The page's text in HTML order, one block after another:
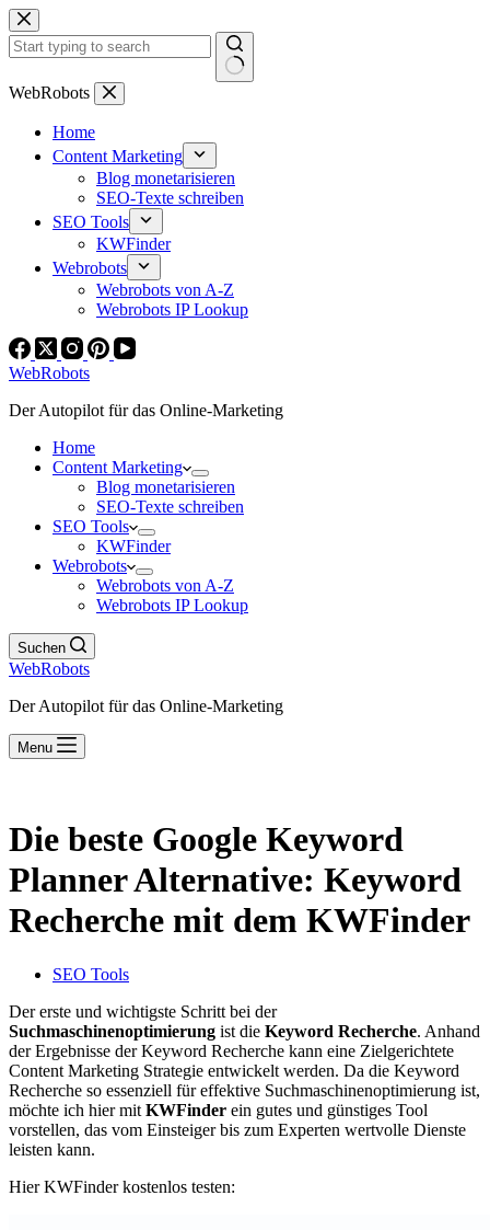
Zum
Inhalt
springen
Keine
WebRobots
Home
Content Marketing
Blog monetarisieren
SEO-Texte schreiben
SEO Tools
KWFinder
Webrobots
Webrobots von A-Z
Webrobots IP Lookup
WebRobots
Der Autopilot für das Online-Marketing
Home
Content Marketing
Blog monetarisieren
SEO-Texte schreiben
SEO Tools
KWFinder
Webrobots
Webrobots von A-Z
Webrobots IP Lookup
Suchen
WebRobots
Der Autopilot für das Online-Marketing
Menu
Die beste Google Keyword
Planner Alternative: Keyword
Recherche mit dem KWFinder
SEO Tools
Der erste und wichtigste Schritt bei der
Suchmaschinenoptimierung ist die Keyword Recherche. Anhand
der Ergebnisse der Keyword Recherche kann eine Zielgerichtete
Content Marketing Strategie entwickelt werden. Da die Keyword
Recherche so essenziell für effektive Suchmaschinenoptimierung ist,
möchte ich hier mit KWFinder ein gutes und günstiges Tool
vorstellen, das vom Einsteiger bis zum Experten wertvolle Dienste
leisten kann.
Hier KWFinder kostenlos testen: